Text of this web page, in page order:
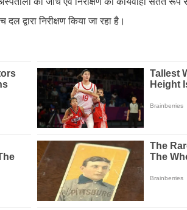
निरीक्षण किया जा रहा है।